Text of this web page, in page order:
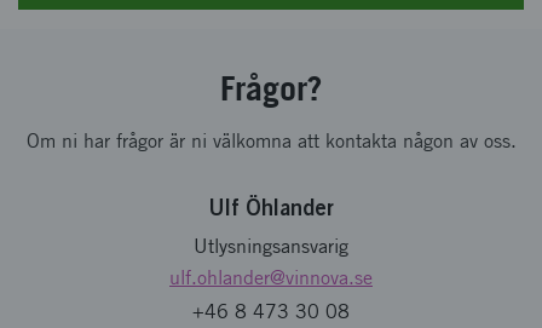
Frågor?
Om ni har frågor är ni välkomna att kontakta någon av oss.
Ulf Öhlander
Utlysningsansvarig
ulf.ohlander@vinnova.se
+46 8 473 30 08